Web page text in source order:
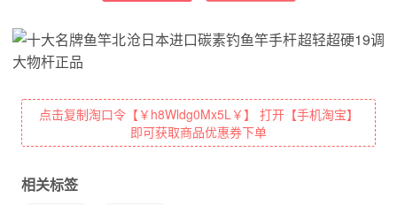
点击复制淘口令【￥h8Wldg0Mx5L￥】 打开【手机淘宝】
即可获取商品优惠券下单
相关标签